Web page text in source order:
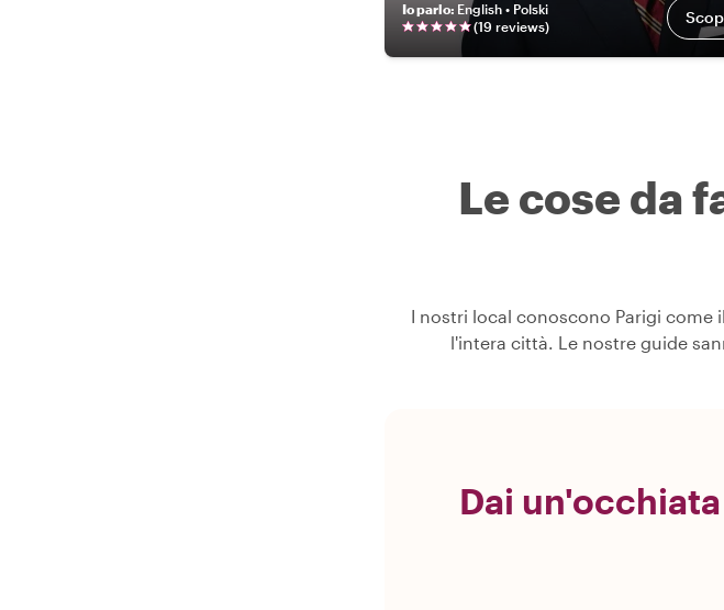
Io parlo: English • Polski
(19 reviews)
Le cose da
I nostri local conoscono Parigi come
l'intera città. Le nostre guide
Dai